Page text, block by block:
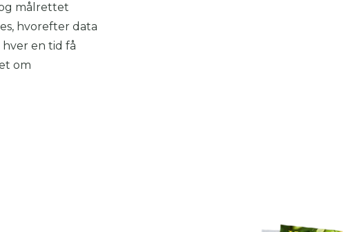
målrettet
hvorefter data
en tid få
om